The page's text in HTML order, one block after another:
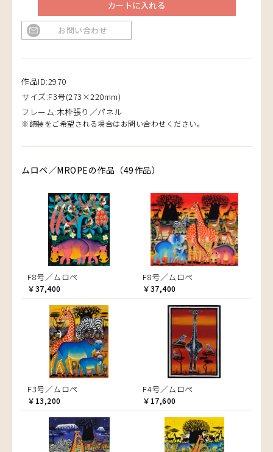
カートに入れる
お問い合わせ
作品ID:2970
サイズ:F3号(273×220mm)
フレーム:木枠張り／パネル
※額装をご希望される場合はお問い合わせください。
ムロペ／MROPEの作品（49作品）
F8号／ムロペ
￥37,400
F8号／ムロペ
￥37,400
F3号／ムロペ
￥13,200
F4号／ムロペ
￥17,600